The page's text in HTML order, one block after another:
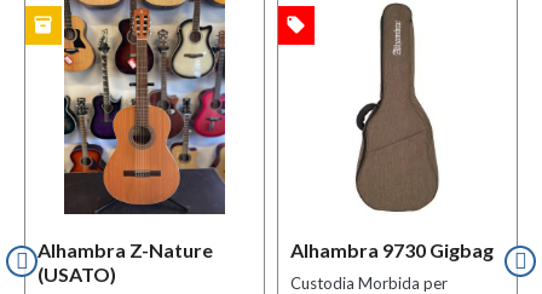
Alhambra Z-Nature
(USATO)
inventory
Alhambra 9730 Gigbag
Custodia Morbida per
OFFERTA local_offer